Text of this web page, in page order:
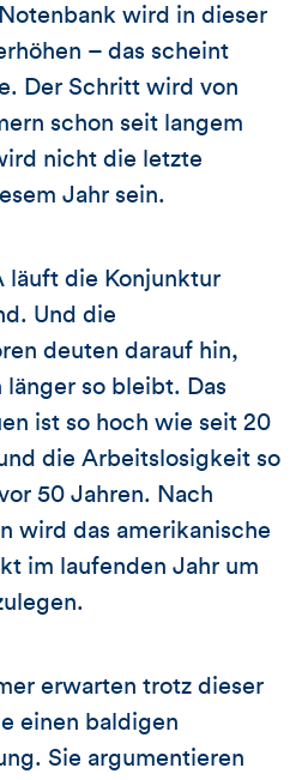
wird in dieser
– das scheint
Der Schritt wird von
schon seit langem
nicht die letzte
Jahr sein.
läuft die Konjunktur
Und die
deuten darauf hin,
länger so bleibt. Das
ist so hoch wie seit 20
die Arbeitslosigkeit so
50 Jahren. Nach
wird das amerikanische
im laufenden Jahr um
erwarten trotz dieser
einen baldigen
Sie argumentieren